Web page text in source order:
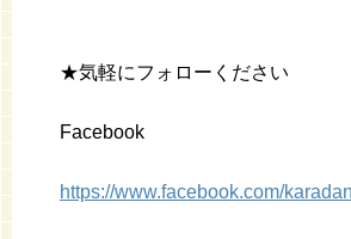
★気軽にフォローください
Facebook
https://www.facebook.com/